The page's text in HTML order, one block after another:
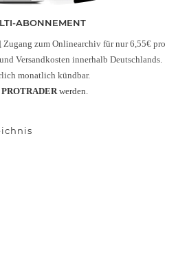
ABONNEMENT
Zugang zum Onlinearchiv für nur 6,55€ pro
Versandkosten innerhalb Deutschlands.
monatlich kündbar.
PROTRADERwerden.